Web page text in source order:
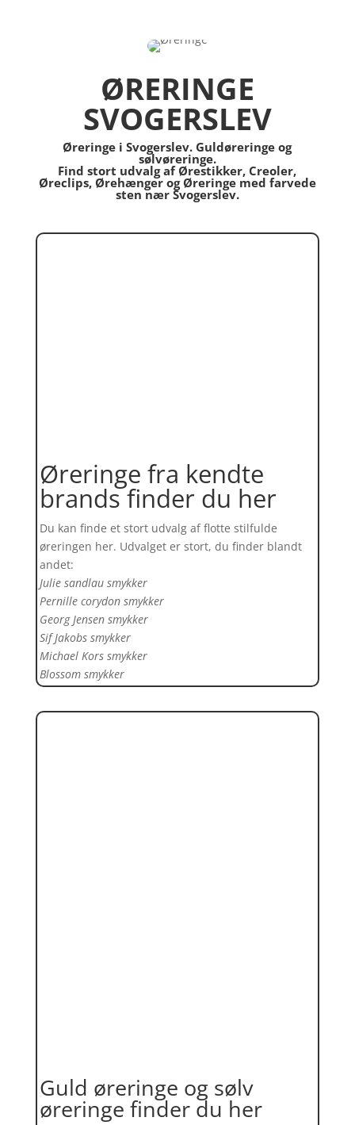
ØRERINGE
SVOGERSLEV
Øreringe i Svogerslev. Guldøreringe og
sølvøreringe.
Find stort udvalg af Ørestikker, Creoler,
Øreclips, Ørehænger og Øreringe med farvede
sten nær Svogerslev.
Øreringe fra kendte
brands finder du her
Du kan finde et stort udvalg af flotte stilfulde
øreringen her. Udvalget er stort, du finder blandt
andet:
Julie sandlau smykker
Pernille corydon smykker
Georg Jensen smykker
Sif Jakobs smykker
Michael Kors smykker
Blossom smykker
Guld øreringe og sølv
øreringe finder du her